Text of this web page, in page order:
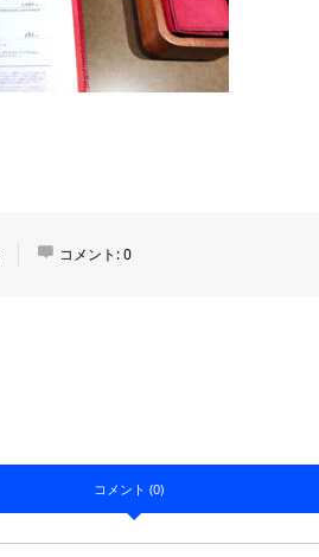
コメント:0
コメント (0)